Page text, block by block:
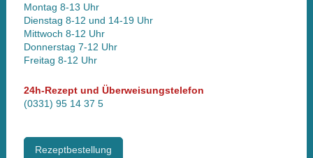
Montag 8-13 Uhr
Dienstag 8-12 und 14-19 Uhr
Mittwoch 8-12 Uhr
Donnerstag 7-12 Uhr
Freitag 8-12 Uhr
24h-Rezept und Überweisungstelefon
(0331) 95 14 37 5
Rezeptbestellung